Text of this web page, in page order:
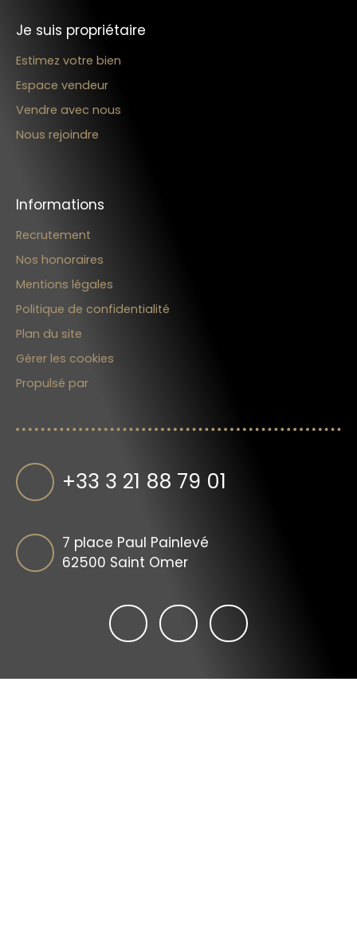
Je suis propriétaire
Estimez votre bien
Espace vendeur
Vendre avec nous
Nous rejoindre
Informations
Recrutement
Nos honoraires
Mentions légales
Politique de confidentialité
Plan du site
Gérer les cookies
Propulsé par
+33 3 21 88 79 01
7 place Paul Painlevé
62500 Saint Omer